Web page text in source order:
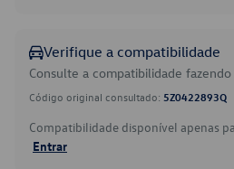
Verifique a compatibilidade
Consulte a compatibilidade
Código original consultado: 5Z0422893Q
Compatibilidade disponível apenas
Entrar